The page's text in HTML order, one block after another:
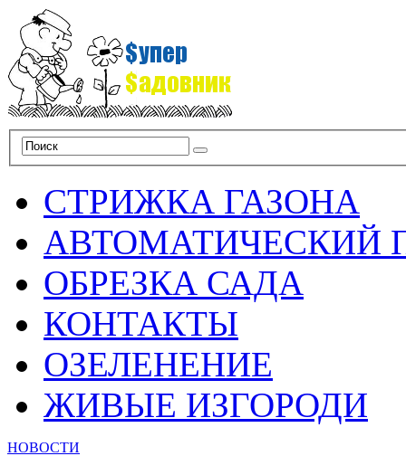
СТРИЖКА ГАЗОНА
АВТОМАТИЧЕСКИЙ
ОБРЕЗКА САДА
КОНТАКТЫ
ОЗЕЛЕНЕНИЕ
ЖИВЫЕ ИЗГОРОДИ
НОВОСТИ